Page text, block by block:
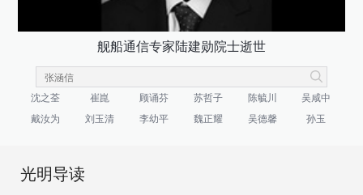
舰船通信专家陆建勋院士逝世
沈之荃 崔崑 顾诵芬 苏哲子 陈毓川
吴咸中
戴汝为
刘玉清 李幼平 魏正耀 吴德馨 孙玉
光明导读